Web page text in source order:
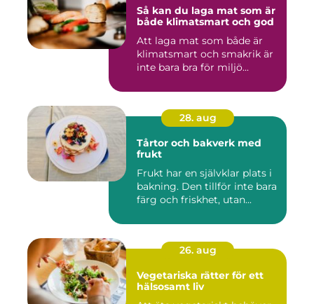
Så kan du laga mat som är
både klimatsmart och god
Att laga mat som både är
klimatsmart och smakrik är
inte bara bra för miljö...
28. aug
Tårtor och bakverk med
frukt
Frukt har en självklar plats i
bakning. Den tillför inte bara
färg och friskhet, utan...
26. aug
Vegetariska rätter för ett
hälsosamt liv